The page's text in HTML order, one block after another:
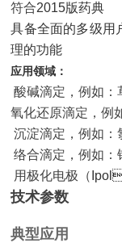
符合2015版药典
具备全面的多级用
理的功能
应用领域：
酸碱滴定，例如
氧化还原滴定，例如
沉淀滴定，例如
络合滴定，例如：钙
用极化电极（
技术参数
典型应用